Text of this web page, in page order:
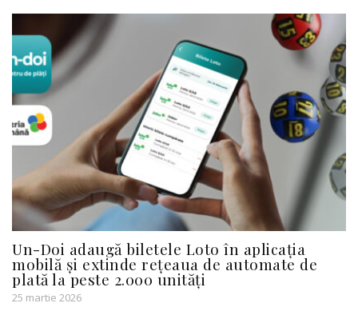
Un-Doi adaugă biletele Loto în aplicația
mobilă și extinde rețeaua de automate de
plată la peste 2.000 unități
25 martie 2026